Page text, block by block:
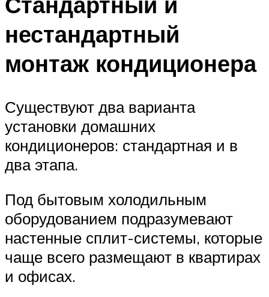
нестандартный
монтаж кондиционера
Существуют два варианта
установки домашних
кондиционеров: стандартная и в
два этапа.
Под бытовым холодильным
оборудованием подразумевают
настенные сплит-системы, которые
чаще всего размещают в квартирах
и офисах.